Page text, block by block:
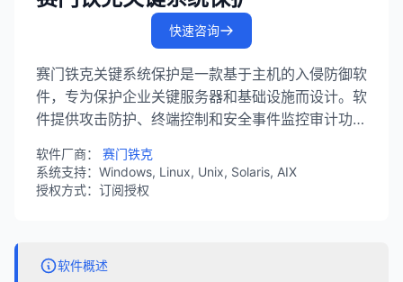
快速咨询
赛门铁克关键系统保护是一款基于主机的入侵防御软
件，专为保护企业关键服务器和基础设施而设计。软
件提供攻击防护、终端控制和安全事件监控审计功
整性和策略合规。
软件厂商： 赛门铁克
系统支持：Windows, Linux, Unix, Solaris, AIX
授权方式：订阅授权
软件概述